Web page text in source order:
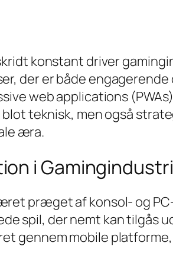
konstant driver
der er både
web applications
teknisk, men også
æra.
i
præget af konsol- og
spil, der nemt kan tilgås
gennem mobile